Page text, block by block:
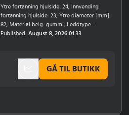
Ytre fortanning hjulside: 24; Innvending
fortanning hjulside: 23; Ytre diameter [mm]:
82; Material belg: gummi; Leddtype:
Tripodeledd; Girtype: Manuel girkasse;
Published: August 8, 2026 01:33
GÅ TIL BUTIKK